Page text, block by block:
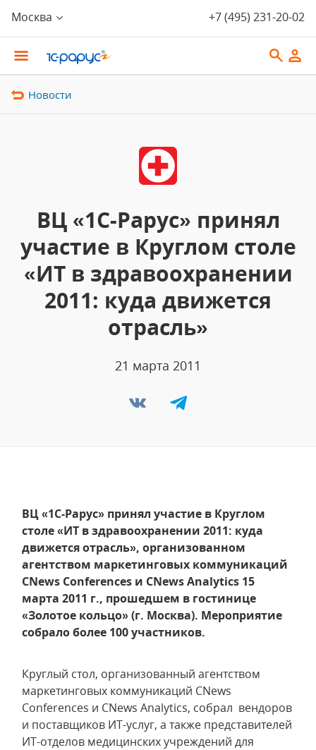
Москва +7 (495) 231-20-02
Новости
ВЦ «1С-Рарус» принял
участие в Круглом столе
«ИТ в здравоохранении
2011: куда движется
отрасль»
21 марта 2011
ВЦ «1С-Рарус» принял участие в Круглом
столе «ИТ в здравоохранении 2011: куда
движется отрасль», организованном
агентством маркетинговых коммуникаций
CNews Conferences и CNews Analytics 15
марта 2011 г., прошедшем в гостинице
«Золотое кольцо» (г. Москва). Мероприятие
собрало более 100 участников.
Круглый стол, организованный агентством
маркетинговых коммуникаций CNews
Conferences и CNews Analytics, собрал вендоров
и поставщиков ИТ-услуг, а также представителей
ИТ-отделов медицинских учреждений для